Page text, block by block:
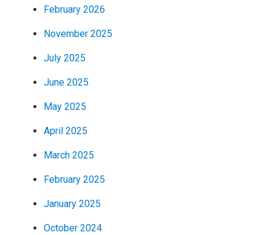
February 2026
November 2025
July 2025
June 2025
May 2025
April 2025
March 2025
February 2025
January 2025
October 2024